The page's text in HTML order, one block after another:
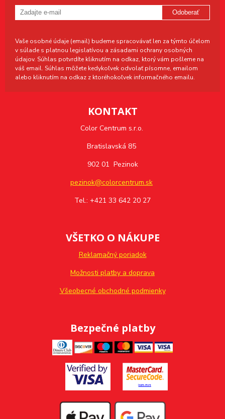
Odoberať
Vaše osobné údaje (email) budeme spracovávať len za týmto účelom
v súlade s platnou legislatívou a zásadami ochrany osobných
údajov. Súhlas potvrdíte kliknutím na odkaz, ktorý vám pošleme na
váš email. Súhlas môžete kedykoľvek odvolať písomne, emailom
alebo kliknutím na odkaz z ktoréhokoľvek informačného emailu.
KONTAKT
Color Centrum s.r.o.
Bratislavská 85
902 01 Pezinok
pezinok@colorcentrum.sk
Tel.: +421 33 642 20 27
VŠETKO O NÁKUPE
Reklamačný poriadok
Možnosti platby a doprava
Všeobecné obchodné podmienky
Bezpečné platby